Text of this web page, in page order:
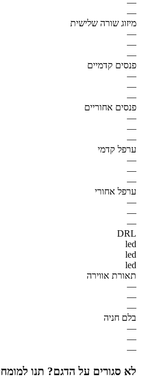
—
מיזוג שורה שלישית
—
—
—
פנסים קדמיים
—
—
—
פנסים אחוריים
—
—
—
ערפל קדמי
—
—
—
ערפל אחורי
—
—
—
DRL
led
led
led
תאורת אווירה
—
—
—
בלם חניה
—
—
—
לא סגורים על הדגם? תנו